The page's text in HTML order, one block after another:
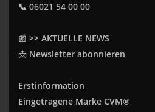
📞 06021 54 00 00
📰 >> AKTUELLE NEWS
📩 Newsletter abonnieren
Erstinformation
Eingetragene Marke CVM®